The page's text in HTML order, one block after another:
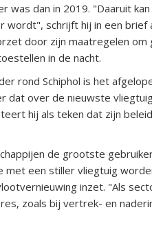
was dan in 2019. "Daaruit
schrijft hij in een brief
door zijn maatregelen om
in de nacht.
rond Schiphol is het
dat over de nieuwste
hij als teken dat zijn
de grootste
met een stiller vliegtuig
inzet. "Als
zoals bij vertrek- en